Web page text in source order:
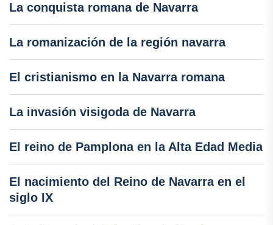
La conquista romana de Navarra
La romanización de la región navarra
El cristianismo en la Navarra romana
La invasión visigoda de Navarra
El reino de Pamplona en la Alta Edad Media
El nacimiento del Reino de Navarra en el
siglo IX